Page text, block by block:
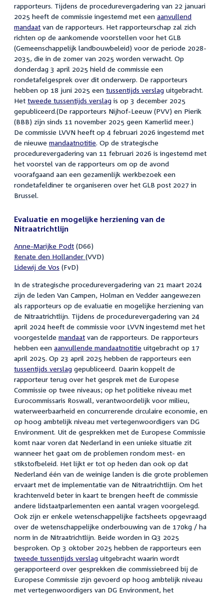
rapporteurs. Tijdens de procedurevergadering van 22 januari
2025 heeft de commissie ingestemd met een aanvullend
mandaat van de rapporteurs. Het rapporteurschap zal zich
richten op de aankomende voorstellen voor het GLB
(Gemeenschappelijk landbouwbeleid) voor de periode 2028-
2035, die in de zomer van 2025 worden verwacht. Op
donderdag 3 april 2025 hield de commissie een
rondetafelgesprek over dit onderwerp. De rapporteurs
hebben op 18 juni 2025 een tussentijds verslag uitgebracht.
Het tweede tussentijds verslagis op 3 december 2025
gepubliceerd.(De rapporteurs Nijhof-Leeuw (PVV) en Pierik
(BBB) zijn sinds 11 november 2025 geen Kamerlid meer.)
De commissie LVVN heeft op 4 februari 2026 ingestemd met
de nieuwe mandaatnotitie. Op de strategische
procedurevergadering van 11 februari 2026 is ingestemd met
het voorstel van de rapporteurs om op de avond
voorafgaand aan een gezamenlijk werkbezoek een
rondetafeldiner te organiseren over het GLB post 2027 in
Brussel.
Evaluatie en mogelijke herziening van de
Nitraatrichtlijn
Anne-Marijke Podt (D66)
Renate den Hollander (VVD)
Lidewij de Vos (FvD)
In de strategische procedurevergadering van 21 maart 2024
zijn de leden Van Campen, Holman en Vedder aangewezen
als rapporteurs op de evaluatie en mogelijke herziening van
de Nitraatrichtlijn. Tijdens de procedurevergadering van 24
april 2024 heeft de commissie voor LVVN ingestemd met het
voorgestelde mandaat van de rapporteurs. De rapporteurs
hebben een aanvullende mandaatnotitie uitgebracht op 17
april 2025. Op 23 april 2025 hebben de rapporteurs een
tussentijds verslag gepubliceerd. Daarin koppelt de
rapporteur terug over het gesprek met de Europese
Commissie op twee niveaus; op het politieke niveau met
Eurocommissaris Roswall, verantwoordelijk voor milieu,
waterweerbaarheid en concurrerende circulaire economie, en
op hoog ambtelijk niveau met vertegenwoordigers van DG
Environment. Uit de gesprekken met de Europese Commissie
komt naar voren dat Nederland in een unieke situatie zit
wanneer het gaat om de problemen rondom mest- en
stikstofbeleid. Het lijkt er tot op heden dan ook op dat
Nederland één van de weinige landen is die grote problemen
ervaart met de implementatie van de Nitraatrichtlijn. Om het
krachtenveld beter in kaart te brengen heeft de commissie
andere lidstaatparlementen een aantal vragen voorgelegd.
Ook zijn er enkele wetenschappelijke factsheets opgevraagd
over de wetenschappelijke onderbouwing van de 170kg / ha
norm in de Nitraatrichtlijn. Beide worden in Q3 2025
besproken. Op 3 oktober 2025 hebben de rapporteurs een
tweede tussentijds verslag uitgebracht waarin wordt
gerapporteerd over gesprekken die commissiebreed bij de
Europese Commissie zijn gevoerd op hoog ambtelijk niveau
met vertegenwoordigers van DG Environment, het